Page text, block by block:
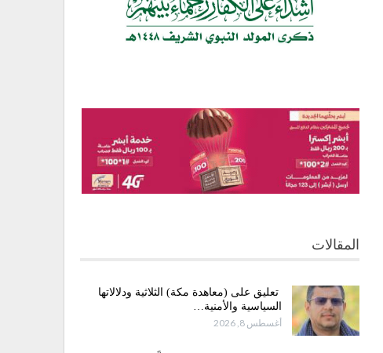
المقالات
تعليق على (معاهدة مكة) الثلاثية ودلالاتها
السياسية والأمنية…
أغسطس 8, 2026